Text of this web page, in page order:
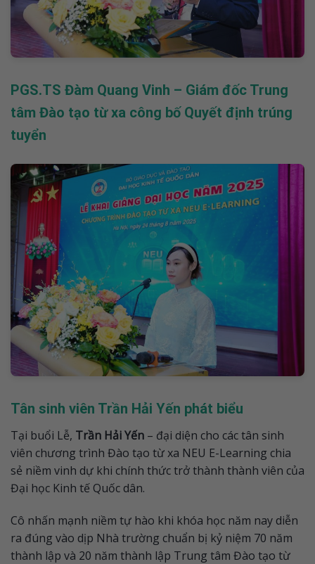
PGS.TS Đàm Quang Vinh – Giám đốc Trung
tâm Đào tạo từ xa công bố Quyết định trúng
tuyển
Tân sinh viên Trần Hải Yến phát biểu
Tại buổi Lễ, Trần Hải Yến – đại diện cho các tân sinh
viên chương trình Đào tạo từ xa NEU E-Learning chia
sẻ niềm vinh dự khi chính thức trở thành thành viên của
Đại học Kinh tế Quốc dân.
Cô nhấn mạnh niềm tự hào khi khóa học năm nay diễn
ra đúng vào dịp Nhà trường chuẩn bị kỷ niệm 70 năm
thành lập và 20 năm thành lập Trung tâm Đào tạo từ